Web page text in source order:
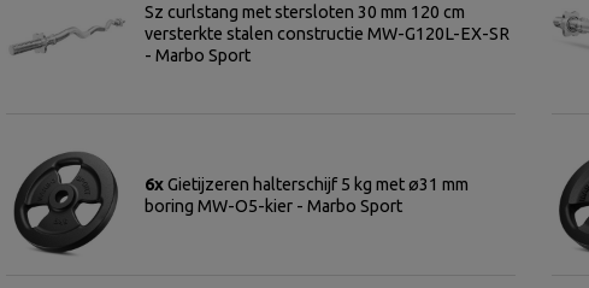
Sz curlstang met stersloten 30 mm 120 cm
versterkte stalen constructie MW-G120L-EX-SR
- Marbo Sport
6xGietijzeren halterschijf 5 kg met ø31 mm
boring MW-O5-kier - Marbo Sport